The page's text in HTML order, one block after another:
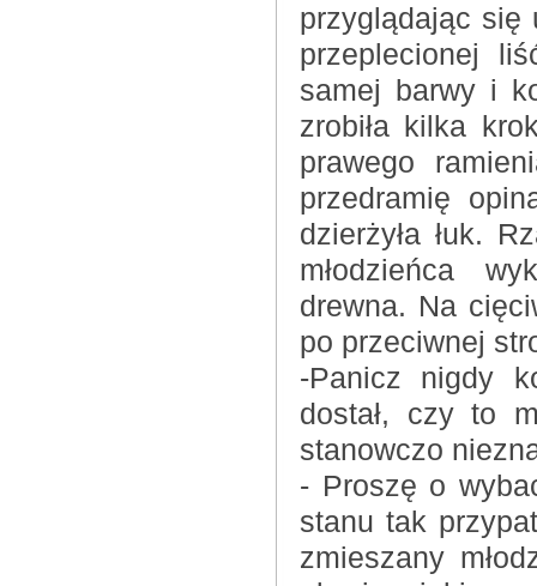
przyglądając się
przeplecionej
samej barwy i
zrobiła kilka
prawego
przedramię
dzierżyła łuk.
młodzieńca
drewna. Na
po przeciwnej
-Panicz nigdy
dostał, czy to
stanowczo
- Proszę o
stanu tak
zmieszany